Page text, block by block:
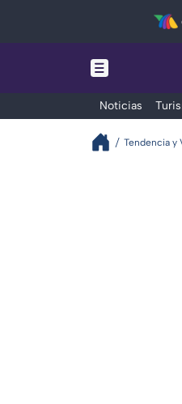
Noticias
Tendencia y